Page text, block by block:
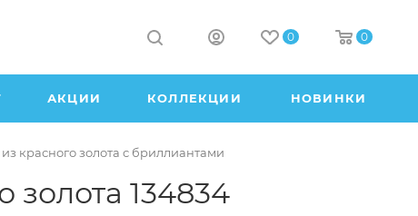
0 0
АКЦИИ КОЛЛЕКЦИИ НОВИНКИ
красного золота с бриллиантами
золота 134834